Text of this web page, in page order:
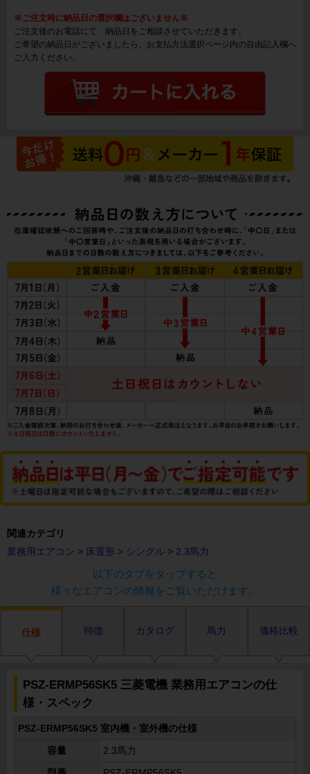
※ご注文時に納品日の選択欄はございません※
ご注文後のお電話にて、納品日をご相談させていただきます。
ご希望の納品日がございましたら、お支払方法選択ページ内の自由記入欄へ
ご入力ください。
関連カテゴリ
業務用エアコン > 床置形 > シングル > 2.3馬力
以下のタブをタップすると
様々なエアコンの情報をご覧いただけます。
仕様 特徴 カタログ 馬力 価格比較
PSZ-ERMP56SK5 三菱電機 業務用エアコンの仕
様・スペック
PSZ-ERMP56SK5 室内機・室外機の仕様
容量 2.3馬力